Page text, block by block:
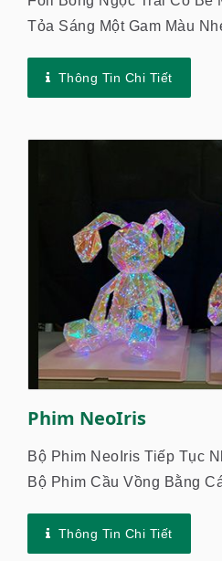
Tỏa Sáng Một Gam Màu
Thương Hiệu Lớn, Nhà In,
Thông Tin Chi Tiết
Phim NeoIris
Bộ Phim NeoIris Tiếp Tục
Bộ Phim Cầu Vồng Bằng
Phim Thể Hiện Tính Trong...
Thông Tin Chi Tiết